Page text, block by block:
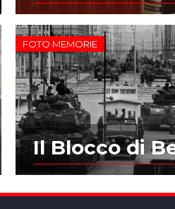
FOTO MEMORIE
Il Blocco di